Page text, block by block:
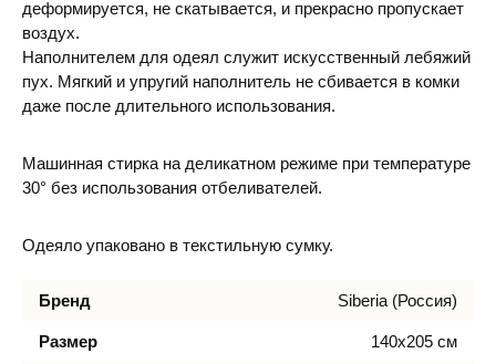
деформируется, не скатывается, и прекрасно пропускает
воздух.
Наполнителем для одеял служит искусственный лебяжий
пух. Мягкий и упругий наполнитель не сбивается в комки
даже после длительного использования.
Машинная стирка на деликатном режиме при температуре
30° без использования отбеливателей.
Одеяло упаковано в текстильную сумку.
Бренд Siberia (Россия)
Размер 140х205 см